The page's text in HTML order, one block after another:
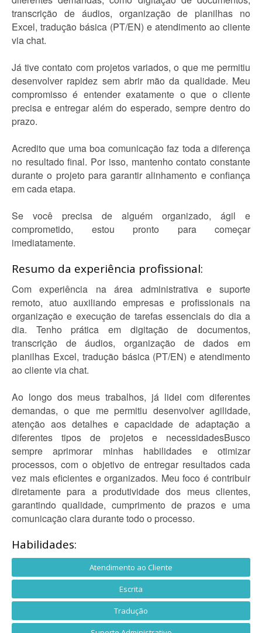
transcrição de áudios, organização de planilhas no
Excel, tradução básica (PT/EN) e atendimento ao cliente
via chat.
Já tive contato com projetos variados, o que me permitiu
desenvolver rapidez sem abrir mão da qualidade. Meu
compromisso é entender exatamente o que o cliente
precisa e entregar além do esperado, sempre dentro do
prazo.
Acredito que uma boa comunicação faz toda a diferença
no resultado final. Por isso, mantenho contato constante
durante o projeto para garantir alinhamento e confiança
em cada etapa.
Se você precisa de alguém organizado, ágil e
comprometido, estou pronto para começar
imediatamente.
Resumo da experiência profissional:
Com experiência na área administrativa e suporte
remoto, atuo auxiliando empresas e profissionais na
organização e execução de tarefas essenciais do dia a
dia. Tenho prática em digitação de documentos,
transcrição de áudios, organização de dados em
planilhas Excel, tradução básica (PT/EN) e atendimento
ao cliente via chat.
Ao longo dos meus trabalhos, já lidei com diferentes
demandas, o que me permitiu desenvolver agilidade,
atenção aos detalhes e capacidade de adaptação a
diferentes tipos de projetos e necessidadesBusco
sempre aprimorar minhas habilidades e otimizar
processos, com o objetivo de entregar resultados cada
vez mais eficientes e organizados. Meu foco é contribuir
diretamente para a produtividade dos meus clientes,
garantindo qualidade, cumprimento de prazos e uma
comunicação clara durante todo o processo.
Habilidades:
Atendimento ao Cliente
Escrita
Tradução